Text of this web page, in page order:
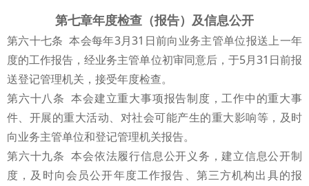
第七章年度检查（报告）及信息公开
第六十七条 本会每年3月31日前向业务主管单位报送上一年
度的工作报告，经业务主管单位初审同意后，于5月31日前报
送登记管理机关，接受年度检查。
第六十八条 本会建立重大事项报告制度，工作中的重大事
件、开展的重大活动、对社会可能产生的重大影响等，及时
向业务主管单位和登记管理机关报告。
第六十九条 本会依法履行信息公开义务，建立信息公开制
度，及时向会员公开年度工作报告、第三方机构出具的报